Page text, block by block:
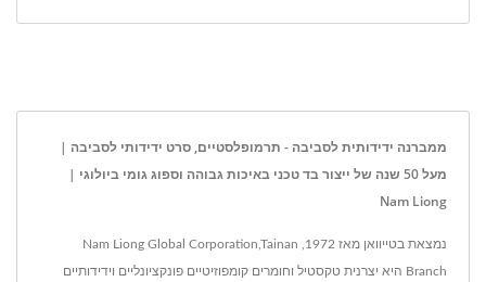
ממברנה ידידותית לסביבה - תרמופלסטיים, סרט ידידותי לסביבה |
מעל 50 שנה של ייצור בד טכני באיכות גבוהה וספוג גומי ביולוגי |
Nam Liong
נמצאת בטייוואן מאז 1972, Nam Liong Global Corporation,Tainan
Branch היא יצרנית טקסטיל וחומרים קומפוזיטיים פונקציונליים וידידותיים